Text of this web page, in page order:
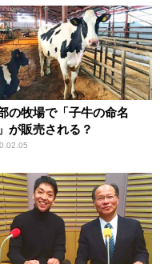
の牧場で「子牛の命名
が販売される？